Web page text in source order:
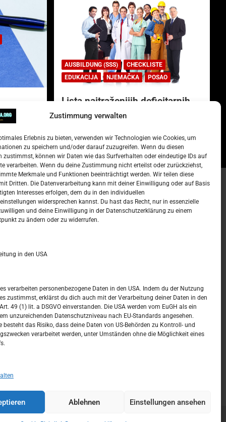
Zustimmung verwalten
Erlebnis zu bieten, verwenden wir Technologien wie Cookies, um
zu speichern und/oder darauf zuzugreifen. Wenn du diesen
zustimmst, können wir Daten wie das Surfverhalten oder eindeutige IDs auf
verarbeiten. Wenn du deine Zustimmung nicht erteilst oder zurückziehst,
Merkmale und Funktionen beeinträchtigt werden. Wir teilen diese
Dritten. Die Datenverarbeitung kann mit deiner Einwilligung oder auf Basis
Interesses erfolgen, dem du in den individuellen
widersprechen kannst. Du hast das Recht, nur in essenzielle
und deine Einwilligung in der Datenschutzerklärung zu einem
zu ändern oder zu widerrufen.
in den USA
verarbeiten personenbezogene Daten in den USA. Indem du der Nutzung
zustimmst, erklärst du dich auch mit der Verarbeitung deiner Daten in den
49 (1) lit. a DSGVO einverstanden. Die USA werden vom EuGH als ein
unzureichenden Datenschutzniveau nach EU-Standards angesehen.
besteht das Risiko, dass deine Daten von US-Behörden zu Kontroll- und
verarbeitet werden, unter Umständen ohne die Möglichkeit eines
Ablehnen Einstellungen ansehen
AUSBILDUNG (SSS)
CHECKLISTE
EDUKACIJA
NJEMAČKA POSAO
Lista najtraženijih deficitarnih
zanimanja u Njemačkoj.
–
Kalendar
10 11 12 13 14 15 16
17 18 19 20 21 22
24 25 26 27 28 29 30